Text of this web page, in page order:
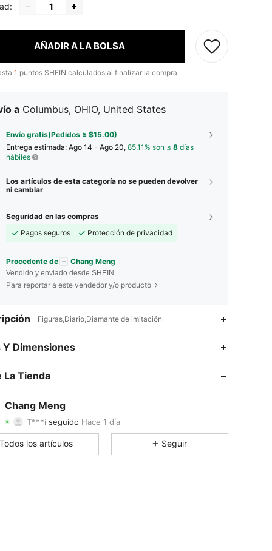
AÑADIR A LA BOLSA
1 puntos SHEIN calculados al finalizar la compra.
a Columbus, OHIO, United States
Envío gratis(Pedidos ≥ $15.00)
Entrega estimada: Ago 14 - Ago 20, 85.11% son ≤ 8 días
hábiles
Los artículos de esta categoría no se pueden devolver
ni cambiar
Seguridad en las compras
Pagos seguros
Protección de privacidad
Procedente de Chang Meng
Vendido y enviado desde SHEIN.
Para reportar a este vendedor y/o producto
Figuras,Diario,Diamante de imitación
Y Dimensiones
La Tienda
Chang Meng
4.92
T***i seguido
4.92 Calificación 24Artículos
4.92
Todos los artículos Seguir